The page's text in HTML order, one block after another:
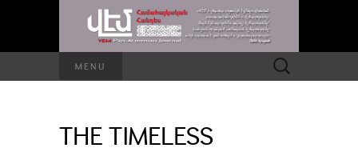
MENU
Search
for:
THE TIMELESS